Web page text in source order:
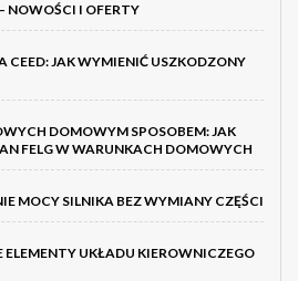
NOWOŚCI I OFERTY
CEED: JAK WYMIENIĆ USZKODZONY
DOMOWYM SPOSOBEM: JAK
FELG W WARUNKACH DOMOWYCH
MOCY SILNIKA BEZ WYMIANY CZĘŚCI
ELEMENTY UKŁADU KIEROWNICZEGO